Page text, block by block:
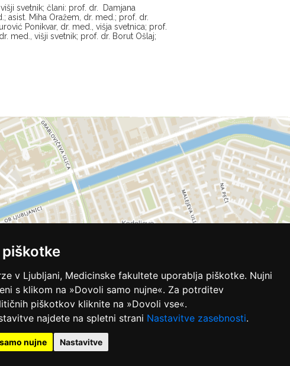
v Ljubljani, Medicinske fakultete uporablja piškotke. Nujni
s klikom na »Dovoli samo nujne«. Za potrditev
piškotkov kliknite na »Dovoli vse«.
najdete na spletni strani Nastavitve zasebnosti.
nujne Nastavitve
svetnik; člani: prof. dr. Damjana
asist. Miha Oražem, dr. med.; prof. dr.
Ponikvar, dr. med., višja svetnica; prof.
med., višji svetnik; prof. dr. Borut Ošlaj;